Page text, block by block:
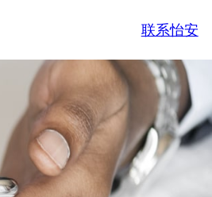
联系怡安